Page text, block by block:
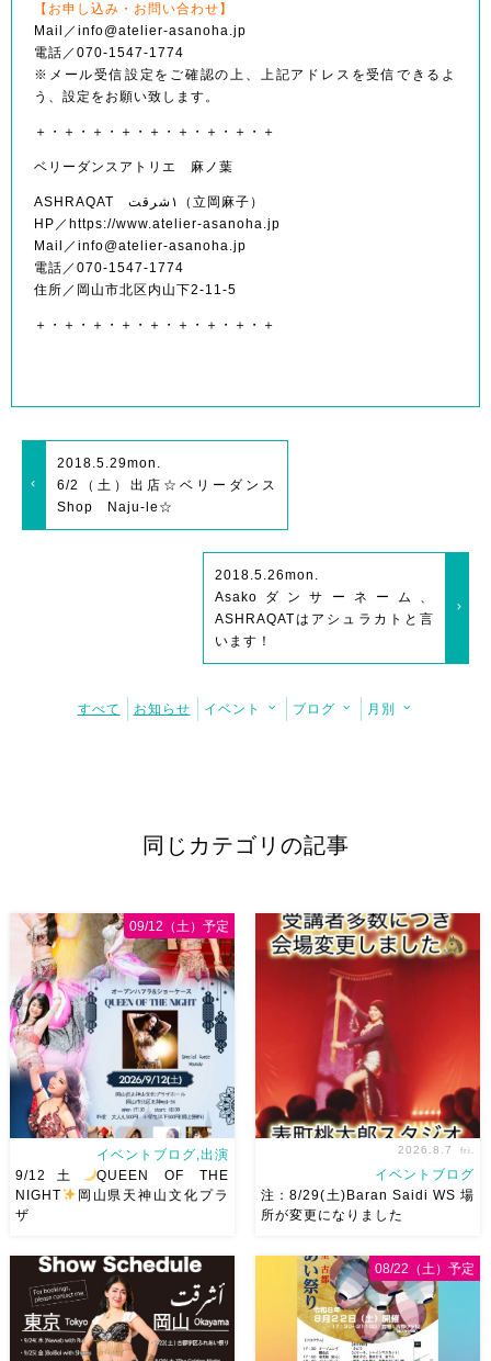
【お申し込み・お問い合わせ】
Mail／info@atelier-asanoha. jp
電話／070-1547-1774
※メール受信設定をご確認の上、上記アドレスを受信でき るよ
う、設定をお願い致します。
＋・＋・＋・＋・＋・＋・＋・＋・＋
ベリーダンスアトリエ 麻ノ葉
ASHRAQAT ١شرقت（立岡麻子）
HP／https://www.atelier-asanoha.jp
Mail／info@atelier-asanoha.jp
電話／070-1547-1774
住所／岡山市北区内山下2-11-5
＋・＋・＋・＋・＋・＋・＋・＋・＋
2018.5.29mon.
6/2（土）出店☆ベリーダンス
Shop Naju-le☆
2018.5.26mon.
Asakoダンサーネーム、
ASHRAQATはアシュラカトと言
います！
すべて お知らせ イベント ブログ 月別
同じカテゴリの記事
2026/9/12(土)Ricoさん主催
QUEEN OF THE NIGHT岡山
県天神山文化プラザ Guestに女
神 @mayadyorientaldance
さん
女神のオーラ浴びに行き
イベントブログ,出演
9/12土
QUEEN OF THE
NIGHT
岡山県天神山文化プラ
ザ
09/12（土）予定
8/29（土）Baran Saidi WSお
申し込み多数につき会場変更し
ました♡ 表町桃太郎スタジオ
岡山県岡山市 北区表町2丁目6-
64 4階 ショー会場から近いの
2026.8.7 fri.
イベントブログ
注：8/29(土)Baran Saidi WS 場
所が変更になりました
08/22（土）予定